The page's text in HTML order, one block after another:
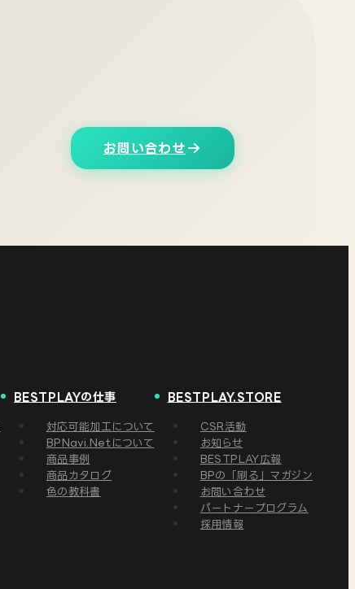
お問い合わせ
BESTPLAYの仕事
対応可能加工について
BPNavi.Netについて
商品事例
商品カタログ
色の教科書
BESTPLAY.STORE
CSR活動
お知らせ
BESTPLAY広報
BPの「刷る」マガジン
お問い合わせ
パートナープログラム
採用情報